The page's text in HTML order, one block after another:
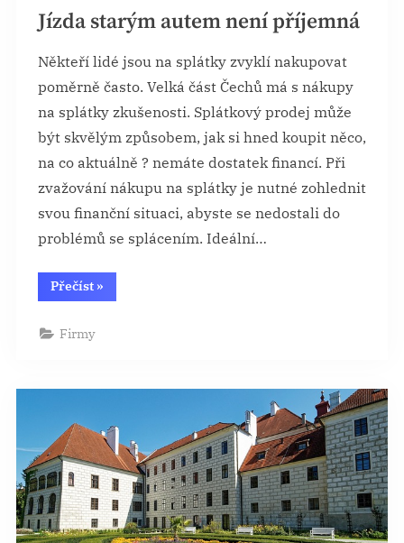
Jízda starým autem není příjemná
Někteří lidé jsou na splátky zvyklí nakupovat
poměrně často. Velká část Čechů má s nákupy
na splátky zkušenosti. Splátkový prodej může
být skvělým způsobem, jak si hned koupit něco,
na co aktuálně ? nemáte dostatek financí. Při
zvažování nákupu na splátky je nutné zohlednit
svou finanční situaci, abyste se nedostali do
problémů se splácením. Ideální…
Přečíst“Jízda
starým
příjemná”
»
Firmy